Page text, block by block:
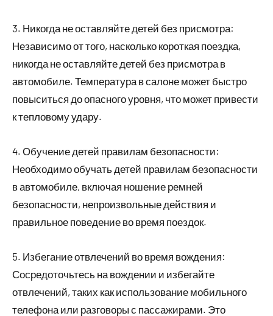
3. Никогда не оставляйте детей без присмотра:
Независимо от того, насколько короткая поездка,
никогда не оставляйте детей без присмотра в
автомобиле. Температура в салоне может быстро
повыситься до опасного уровня, что может привести
к тепловому удару.
4. Обучение детей правилам безопасности:
Необходимо обучать детей правилам безопасности
в автомобиле, включая ношение ремней
безопасности, непроизвольные действия и
правильное поведение во время поездок.
5. Избегание отвлечений во время вождения:
Сосредоточьтесь на вождении и избегайте
отвлечений, таких как использование мобильного
телефона или разговоры с пассажирами. Это